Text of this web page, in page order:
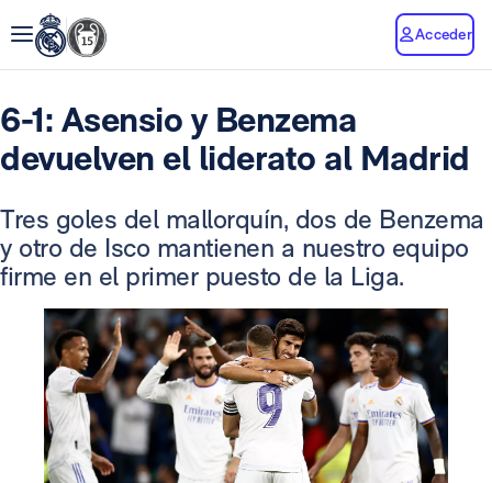
Acceder
6-1: Asensio y Benzema
devuelven el liderato al Madrid
Tres goles del mallorquín, dos de Benzema
y otro de Isco mantienen a nuestro equipo
firme en el primer puesto de la Liga.